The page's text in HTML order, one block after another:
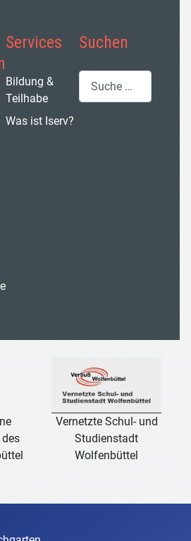
Services
Bildung &
Teilhabe
Was ist Iserv?
Suchen
Vernetzte Schul- und
Studienstadt
Wolfenbüttel